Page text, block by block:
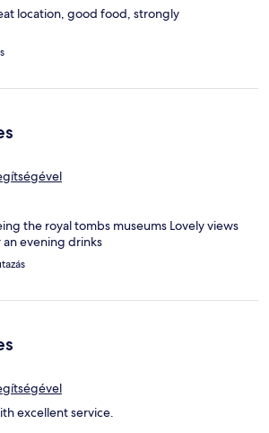
location, good food, strongly
the royal tombs museums Lovely views
evening drinks
excellent service.